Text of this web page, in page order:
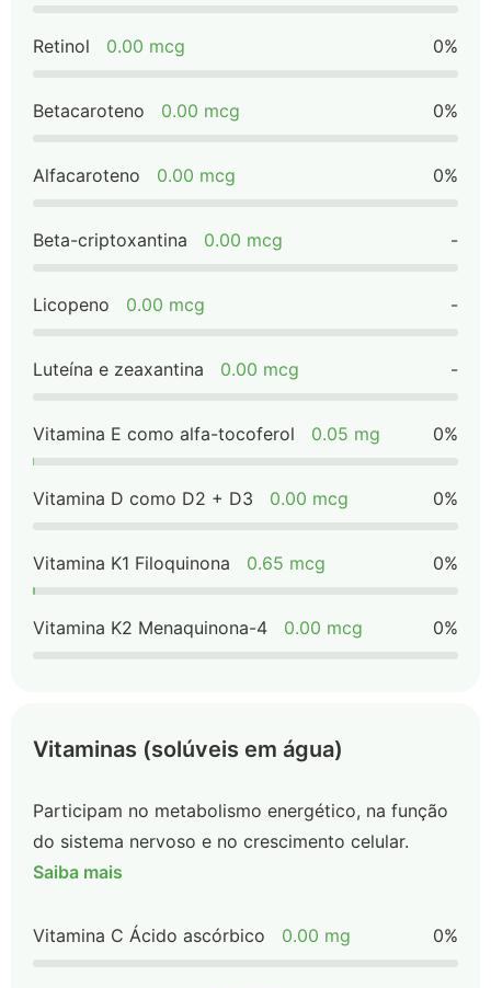
Retinol 0.00 mcg 0%
Betacaroteno 0.00 mcg 0%
Alfacaroteno 0.00 mcg 0%
Beta-criptoxantina 0.00 mcg -
Licopeno 0.00 mcg -
Luteína e zeaxantina 0.00 mcg -
Vitamina E como alfa-tocoferol 0.05 mg 0%
Vitamina D como D2 + D3 0.00 mcg 0%
Vitamina K1 Filoquinona 0.65 mcg 0%
Vitamina K2 Menaquinona-4 0.00 mcg 0%
Vitaminas (solúveis em água)
Participam no metabolismo energético, na função
do sistema nervoso e no crescimento celular.
Saiba mais
Vitamina C Ácido ascórbico 0.00 mg 0%